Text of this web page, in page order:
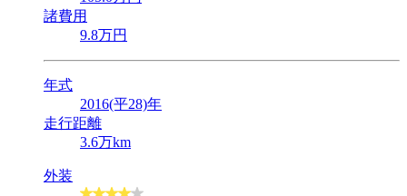
諸費用
9.8万円
年式
2016(平28)年
走行距離
3.6万km
外装